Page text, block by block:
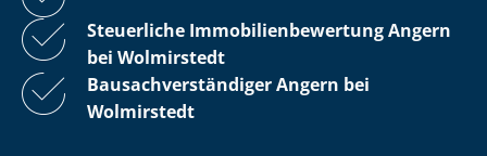
Steuerliche Im­mo­bi­li­en­be­wer­tungAngern
bei Wolmirstedt
Bau­sach­ver­stän­di­ger Angern bei
Wolmirstedt